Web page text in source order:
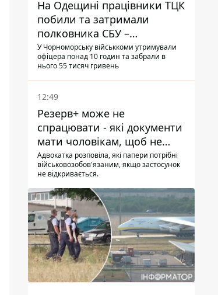
На Одещині працівники ТЦК
побили та затримали
полковника СБУ –
військовий
У Чорноморську військкоми утримували
офіцера понад 10 годин та забрали в
нього 55 тисяч гривень
12:49
Резерв+ може не
спрацювати - які документи
мати чоловікам, щоб не
потрапити до ТЦК
Адвокатка розповіла, які папери потрібні
військовозобов'язаним, якщо застосунок
не відкривається.